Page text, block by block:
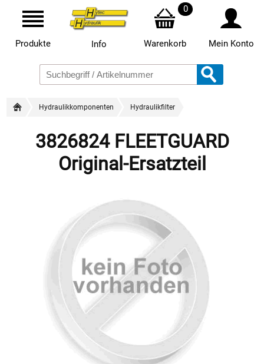
Produkte Info
0
Warenkorb Mein Konto
Hydraulikkomponenten Hydraulikfilter
3826824 FLEETGUARD
Original-Ersatzteil